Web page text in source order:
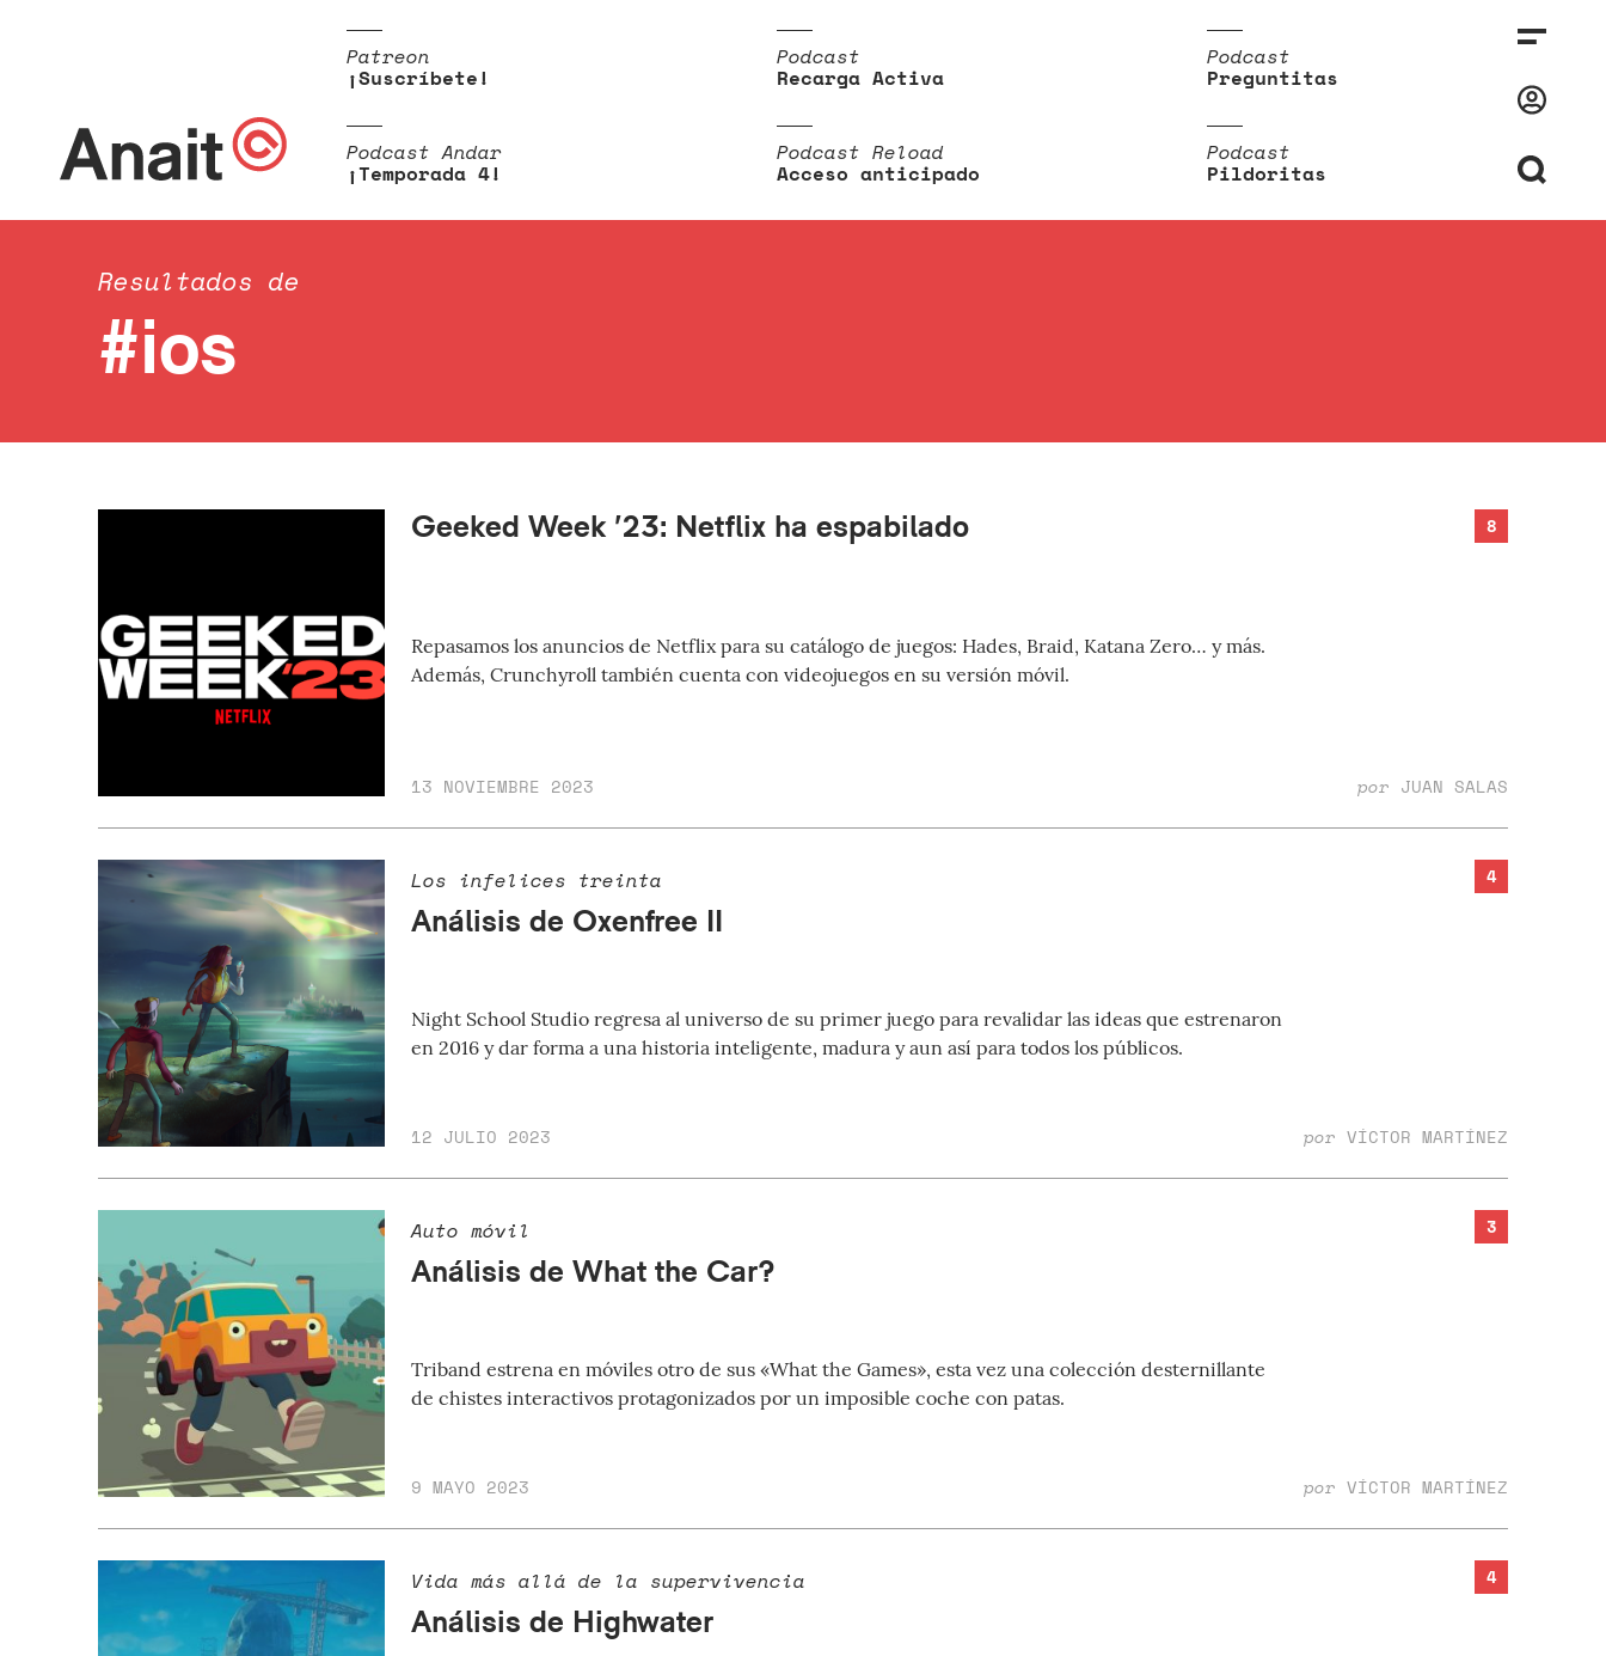
Patreon
¡Suscríbete!
Podcast
Recarga Activa
Podcast
Preguntitas
Podcast Andar
¡Temporada 4!
Podcast Reload
Acceso anticipado
Podcast
Pildoritas
Resultados de
#ios
8
Geeked Week ’23: Netflix ha espabilado
Repasamos los anuncios de Netflix para su catálogo de juegos: Hades, Braid, Katana Zero… y más.
Además, Crunchyroll también cuenta con videojuegos en su versión móvil.
13 NOVIEMBRE 2023 por JUAN SALAS
4
Los infelices treinta
Análisis de Oxenfree II
Night School Studio regresa al universo de su primer juego para revalidar las ideas que estrenaron
en 2016 y dar forma a una historia inteligente, madura y aun así para todos los públicos.
12 JULIO 2023 por VÍCTOR MARTÍNEZ
3
Auto móvil
Análisis de What the Car?
Triband estrena en móviles otro de sus «What the Games», esta vez una colección desternillante
de chistes interactivos protagonizados por un imposible coche con patas.
9 MAYO 2023 por VÍCTOR MARTÍNEZ
4
Vida más allá de la supervivencia
Análisis de Highwater